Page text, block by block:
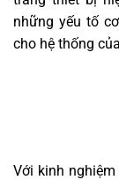
những yếu tố
cho hệ thống
Với kinh